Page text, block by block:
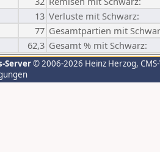
13 Verluste mit Schwarz:
77 Gesamtpartien mit
62,3 Gesamt % mit Schwarz:
Server© 2006-2026 Heinz Herzog,